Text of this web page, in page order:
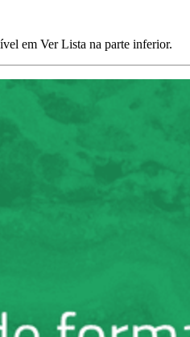
em Ver Lista na parte inferior.